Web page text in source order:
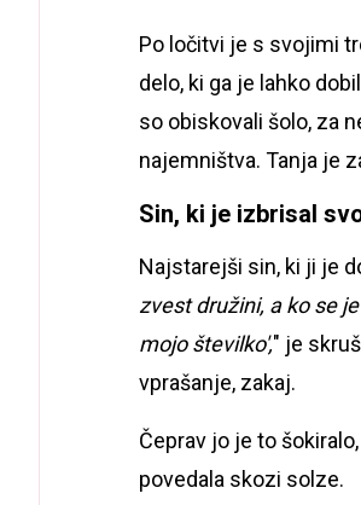
Po ločitvi je s svojimi
delo, ki ga je lahko
so obiskovali šolo, za
najemništva. Tanja je
Sin, ki je izbrisal
Najstarejši sin, ki ji je
zvest družini, a ko se
mojo številko'," je
vprašanje, zakaj.
Čeprav jo je to
povedala skozi solze.